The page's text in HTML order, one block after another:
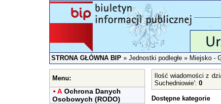
STRONA GŁÓWNA BIP»Jednostki podległe»Miejsko -
Menu:
A Ochrona Danych
Osobowych (RODO)
Ilość wiadomości z
Suchedniowie': 0
Dostępne kategorie